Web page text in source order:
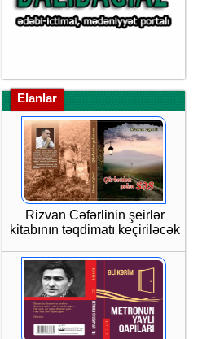
Elanlar
Rizvan Cəfərlinin şeirlər
kitabının təqdimatı keçiriləcək